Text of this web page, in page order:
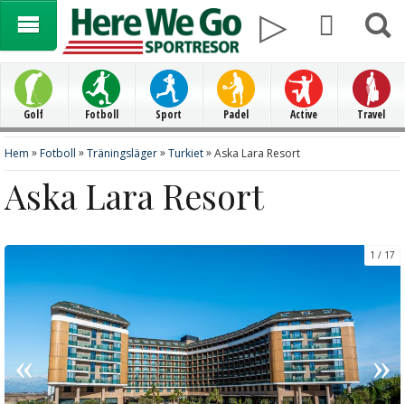
Golf Fotboll Sport Padel Active Travel
Hem »Fotboll »Träningsläger»Turkiet»Aska Lara Resort
Aska Lara Resort
1 17